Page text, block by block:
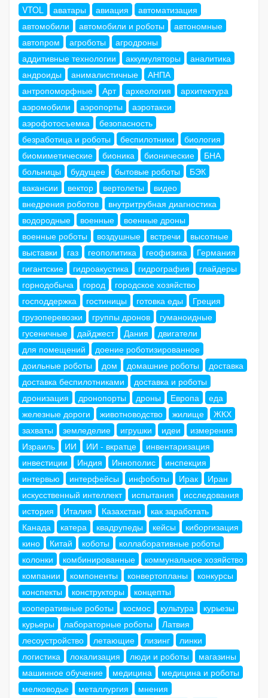
VTOL аватары авиация
автоматизация
автомобили
автомобили и роботы
автономные
автопром
агроботы
агродроны
аддитивные технологии
аккумуляторы
аналитика
андроиды
анималистичные
АНПА
антропоморфные
Арт археология
архитектура
аэромобили
аэропорты
аэротакси
аэрофотосъемка
безопасность
безработица и роботы
беспилотники
биология
биомиметические
бионика бионические
БНА
больницы
будущее бытовые роботы
БЭК
вакансии
вектор вертолеты
видео
внедрения роботов
внутритрубная диагностика
водородные
военные
военные дроны
военные роботы
воздушные встречи
высотные
выставки
газ геополитика геофизика
Германия
гигантские
гидроакустика гидрография
глайдеры
горнодобыча
город
городское хозяйство
господдержка
гостиницы готовка еды
Греция
грузоперевозки
группы дронов
гуманоидные
гусеничные
дайджест Дания
двигатели
для помещений
доение роботизированное
доильные роботы
дом домашние роботы
доставка
доставка беспилотниками
доставка и роботы
дронизация
дронопорты дроны Европа
еда
железные дороги
животноводство жилище
ЖКХ
захваты
земледелие игрушки идеи
измерения
Израиль
ИИ ИИ - вкратце
инвентаризация
инвестиции
Индия Иннополис
инспекция
интервью
интерфейсы инфоботы Ирак
Иран
искусственный интеллект
испытания
исследования
история
Италия Казахстан
как заработать
Канада
катера квадрупеды кейсы
киборгизация
кино
Китай коботы
коллаборативные роботы
колонки
комбинированные
коммунальное хозяйство
компании
компоненты конвертопланы
конкурсы
конспекты
конструкторы
концепты
кооперативные роботы
космос культура
курьезы
курьеры
лабораторные роботы
Латвия
лесоустройство
летающие лизинг
линки
логистика
локализация люди и роботы
магазины
машинное обучение
медицина
медицина и роботы
мелководье
металлургия
мнения